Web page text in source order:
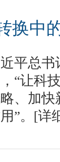
换中
平总
“让科
、加快
”。 [详